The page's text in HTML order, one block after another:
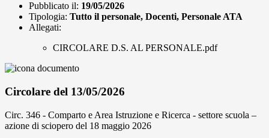
Pubblicato il: 19/05/2026
Tipologia: Tutto il personale, Docenti, Personale ATA
Allegati:
CIRCOLARE D.S. AL PERSONALE.pdf
Circolare del 13/05/2026
Circ. 346 - Comparto e Area Istruzione e Ricerca - settore scuola –
azione di sciopero del 18 maggio 2026